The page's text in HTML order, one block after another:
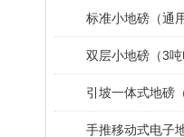
标准小地磅（通
双层小地磅（3吨